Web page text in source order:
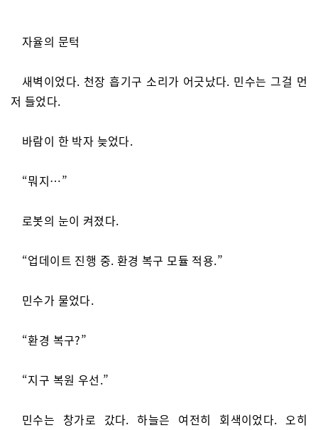
자율의 문턱
새벽이었다. 천장 흡기구 소리가 어긋났다. 민수는 그걸 먼
저 들었다.
바람이 한 박자 늦었다.
“뭐지…”
로봇의 눈이 켜졌다.
“업데이트 진행 중. 환경 복구 모듈 적용.”
민수가 물었다.
“환경 복구?”
“지구 복원 우선.”
민수는 창가로 갔다. 하늘은 여전히 회색이었다. 오히